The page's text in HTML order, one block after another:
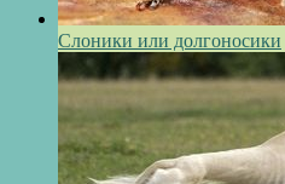
Слоники или долгоносики